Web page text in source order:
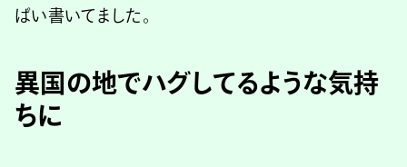
ぱい書いてました。
異国の地でハグしてるような気持
ちに